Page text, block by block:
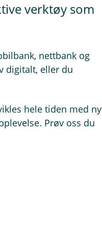
verktøy som
nettbank og
digitalt, eller du
hele tiden med ny
Prøv oss du